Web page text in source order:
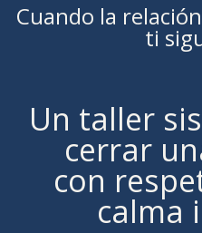
Cuando la
ti
Un taller
cerrar
con
calma